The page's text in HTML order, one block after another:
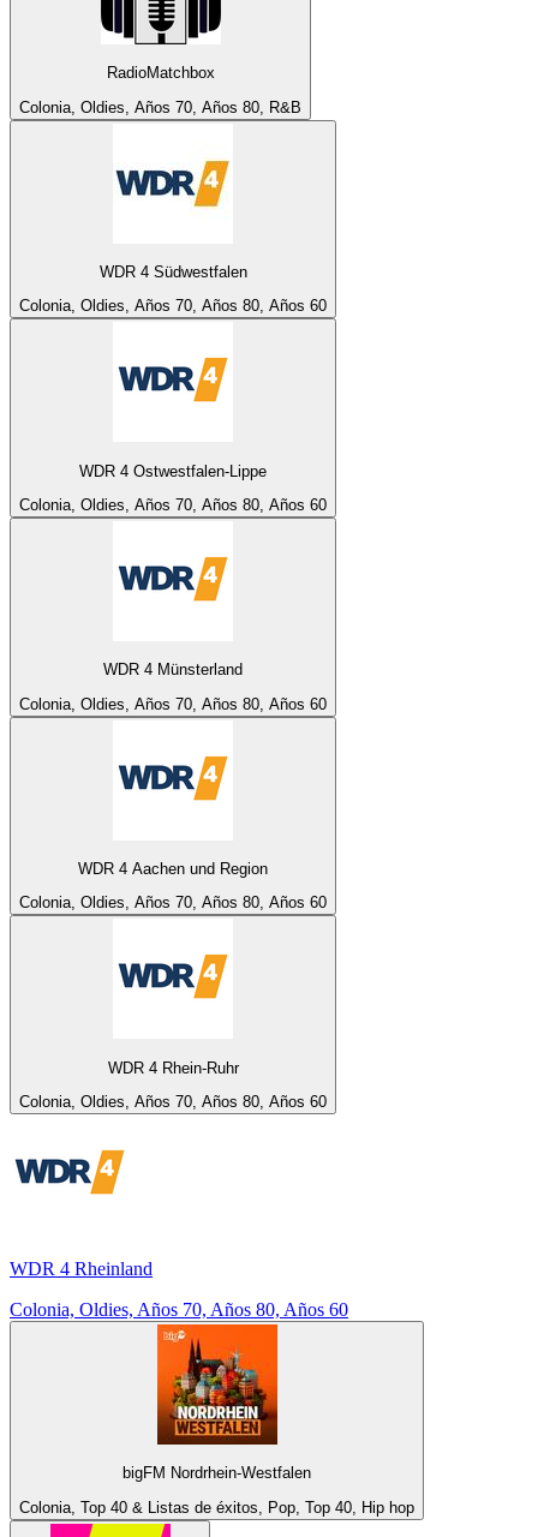
RadioMatchbox
Colonia, Oldies, Años 70, Años 80, R&B
WDR 4 Südwestfalen
Colonia, Oldies, Años 70, Años 80, Años 60
WDR 4 Ostwestfalen-Lippe
Colonia, Oldies, Años 70, Años 80, Años 60
WDR 4 Münsterland
Colonia, Oldies, Años 70, Años 80, Años 60
WDR 4 Aachen und Region
Colonia, Oldies, Años 70, Años 80, Años 60
WDR 4 Rhein-Ruhr
Colonia, Oldies, Años 70, Años 80, Años 60
WDR 4 Rheinland
Colonia, Oldies, Años 70, Años 80, Años 60
bigFM Nordrhein-Westfalen
Colonia, Top 40 & Listas de éxitos, Pop, Top 40, Hip hop